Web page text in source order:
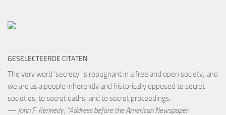
GESELECTEERDE CITATEN
The very word ‘secrecy’ is repugnant in a free and open society; and
we are as a people inherently and historically opposed to secret
societies, to secret oaths, and to secret proceedings.
— John F. Kennedy, “Address before the American Newspaper